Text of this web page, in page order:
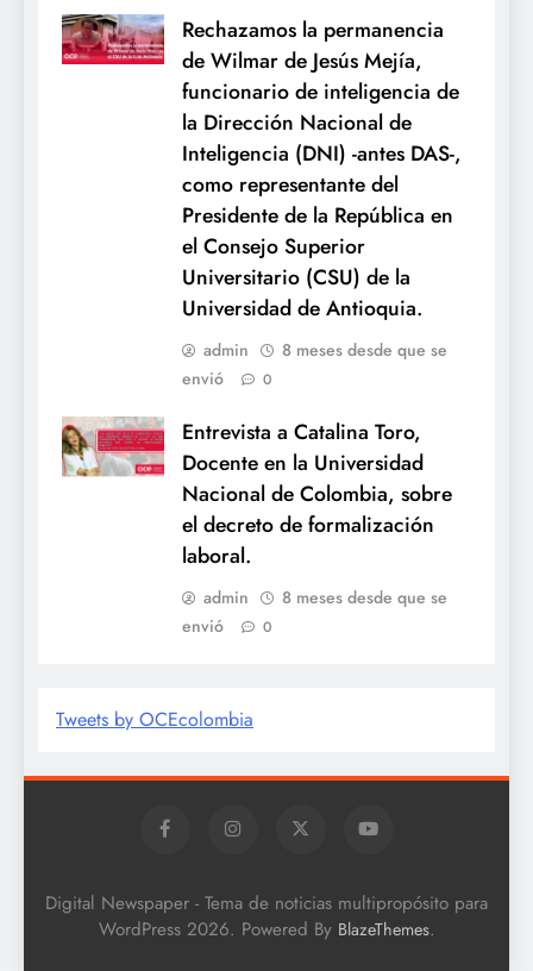
Rechazamos la permanencia
de Wilmar de Jesús Mejía,
funcionario de inteligencia de
la Dirección Nacional de
Inteligencia (DNI) -antes DAS-,
como representante del
Presidente de la República en
el Consejo Superior
Universitario (CSU) de la
Universidad de Antioquia.
admin
8 meses desde que se
envió
0
Entrevista a Catalina Toro,
Docente en la Universidad
Nacional de Colombia, sobre
el decreto de formalización
laboral.
admin
8 meses desde que se
envió
0
Tweets by OCEcolombia
Digital Newspaper - Tema de noticias multipropósito para
WordPress 2026. Powered By BlazeThemes.